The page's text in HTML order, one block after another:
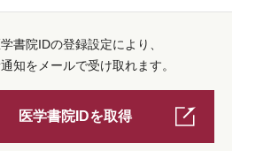
書院IDの登録設定により、
知をメールで受け取れます。
医学書院IDを取得